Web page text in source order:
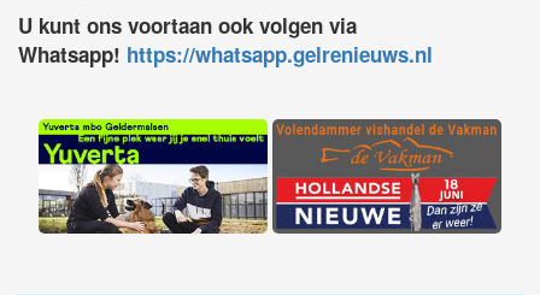
U kunt ons voortaan ook volgen via
Whatsapp! https://whatsapp.gelrenieuws.nl